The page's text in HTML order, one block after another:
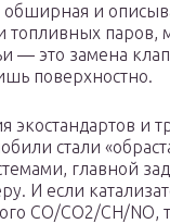
и
топливных паров,
— это замена
поверхностно.
экостандартов и
стали
главной
И если
CO/CO2/CH/NO,